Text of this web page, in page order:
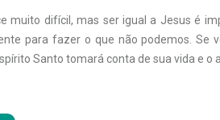
muito difícil, mas ser igual a Jesus é
para fazer o que não podemos. Se
Santo tomará conta de sua vida e o